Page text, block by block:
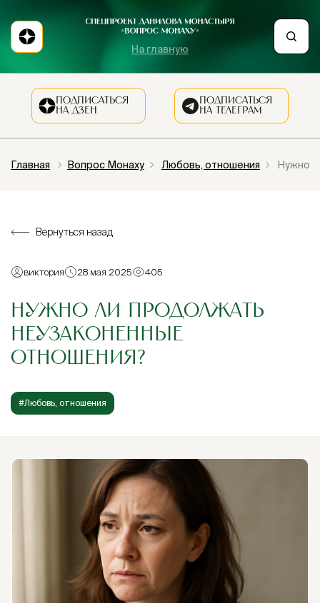
На главную
ПОДПИСАТЬСЯ
НА ДЗЕН
ПОДПИСАТЬСЯ
НА ТЕЛЕГРАМ
Главная Вопрос Монаху Любовь, отношения Нужно
Вернуться назад
виктория 28 мая 2025 405
НУЖНО ЛИ ПРОДОЛЖАТЬ
НЕУЗАКОНЕННЫЕ
ОТНОШЕНИЯ?
#Любовь, отношения